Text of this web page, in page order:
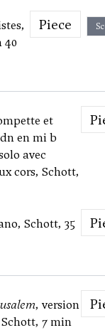
40
Piece
et
en mi b
avec
cors, Schott,
Schott, 35
, version
7 min